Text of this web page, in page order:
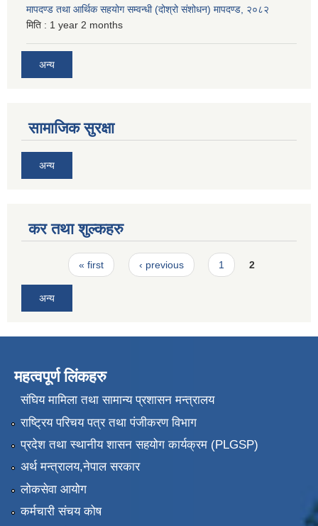
मापदण्ड तथा आर्थिक सहयोग सम्वन्धी (दोश्रो संशोधन) मापदण्ड, २०८२
मिति : 1 year 2 months
अन्य
सामाजिक सुरक्षा
अन्य
कर तथा शुल्कहरु
Pages« first ‹ previous 1 2
अन्य
महत्वपूर्ण लिंकहरु
संघिय मामिला तथा सामान्य प्रशासन मन्त्रालय
राष्ट्रिय परिचय पत्र तथा पंजीकरण विभाग
प्रदेश तथा स्थानीय शासन सहयोग कार्यक्रम (PLGSP)
अर्थ मन्त्रालय,नेपाल सरकार
लोकसेवा आयोग
कर्मचारी संचय कोष